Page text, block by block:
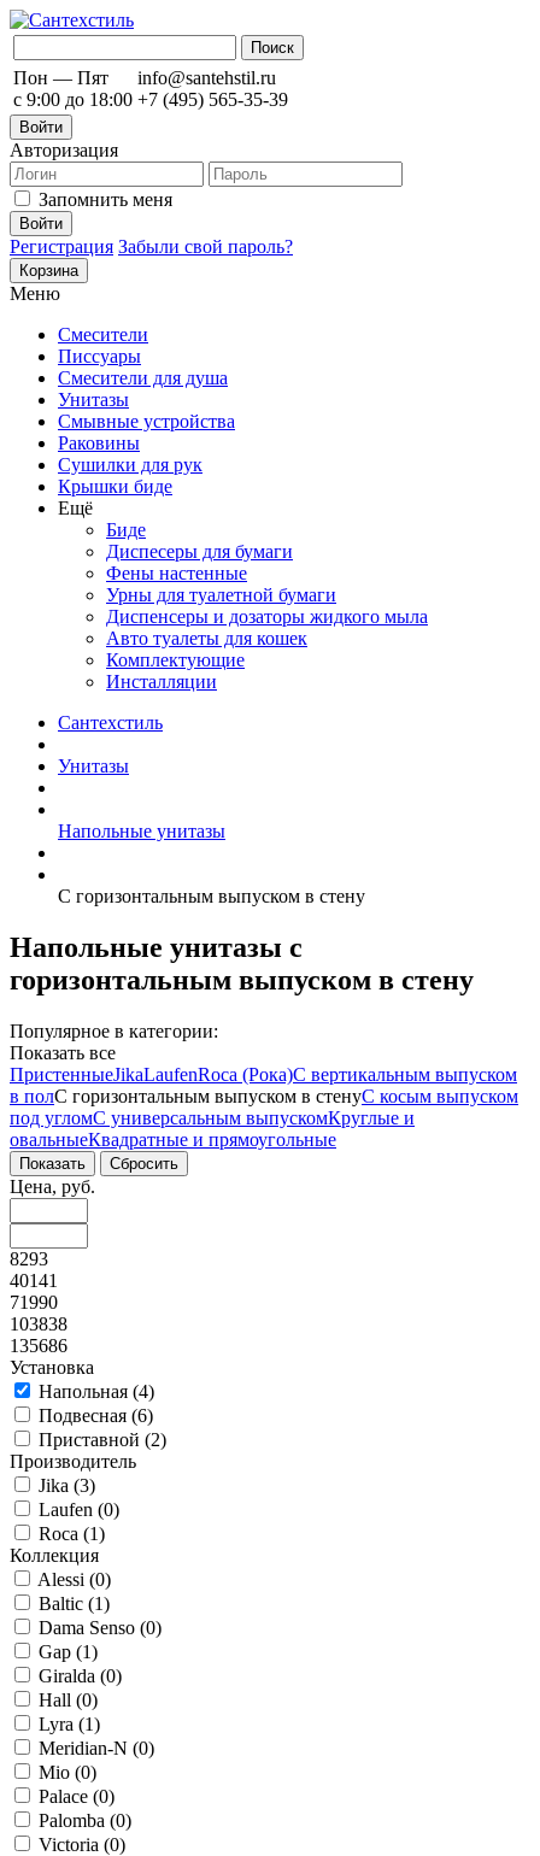
Пон — Пят
с 9:00 до 18:00
info@santehstil.ru
+7 (495) 565-35-39
Войти
Авторизация
Запомнить меня
Регистрация Забыли свой пароль?
Корзина
Меню
Смесители
Писсуары
Смесители для душа
Унитазы
Смывные устройства
Раковины
Сушилки для рук
Крышки биде
Ещё
Биде
Диспесеры для бумаги
Фены настенные
Урны для туалетной бумаги
Диспенсеры и дозаторы жидкого мыла
Авто туалеты для кошек
Комплектующие
Инсталляции
Сантехстиль
Унитазы
Напольные унитазы
С горизонтальным выпуском в стену
Напольные унитазы с
горизонтальным выпуском в стену
Популярное в категории:
Показать все
ПристенныеJikaLaufenRoca (Рока)С вертикальным выпуском
в полС горизонтальным выпуском в стенуС косым выпуском
под угломС универсальным выпускомКруглые и
овальныеКвадратные и прямоугольные
Цена, руб.
8293
40141
71990
103838
135686
Установка
Напольная (4)
Подвесная (6)
Приставной (2)
Производитель
Jika (3)
Laufen (0)
Roca (1)
Коллекция
Alessi (0)
Baltic (1)
Dama Senso (0)
Gap (1)
Giralda (0)
Hall (0)
Lyra (1)
Meridian-N (0)
Mio (0)
Palace (0)
Palomba (0)
Victoria (0)